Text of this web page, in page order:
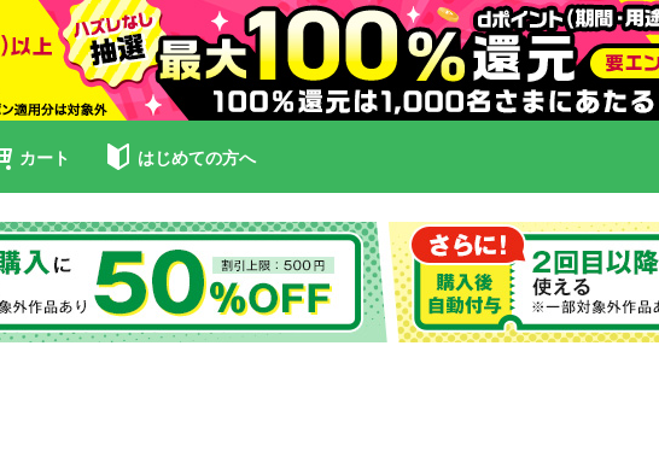
カート はじめての方へ